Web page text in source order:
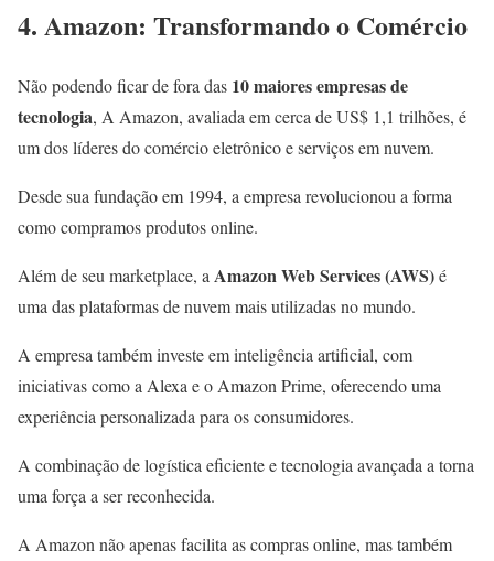
4. Amazon: Transformando o Comércio
Não podendo ficar de fora das 10 maiores empresas de
tecnologia, A Amazon, avaliada em cerca de US$ 1,1 trilhões, é
um dos líderes do comércio eletrônico e serviços em nuvem.
Desde sua fundação em 1994, a empresa revolucionou a forma
como compramos produtos online.
Além de seu marketplace, a Amazon Web Services (AWS)é
uma das plataformas de nuvem mais utilizadas no mundo.
A empresa também investe em inteligência artificial, com
iniciativas como a Alexa e o Amazon Prime, oferecendo uma
experiência personalizada para os consumidores.
A combinação de logística eficiente e tecnologia avançada a torna
uma força a ser reconhecida.
A Amazon não apenas facilita as compras online, mas também